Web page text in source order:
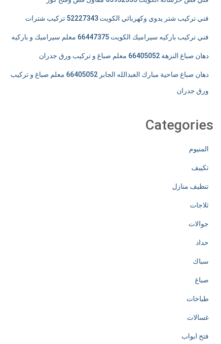
فني تركيب شتر يدوي وكهربائي الكويت 52227343 تركيب شترات
فني تركيب باركيه سيراميك الكويت 66447375 معلم سيراميك و باركيه
دهان صباغ النزهة 66405052 معلم صباغ و تركيب ورق جدران
دهان صباغ ضاحية مبارك العبدالله الجابر 66405052 معلم صباغ و تركيب
ورق جدران
Categories
المنيوم
تكييف
تنظيف منازل
ثلاجات
جوالات
حداد
سباك
صباغ
طباخات
غسالات
فتح ابواب